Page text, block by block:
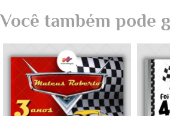
Você também pode